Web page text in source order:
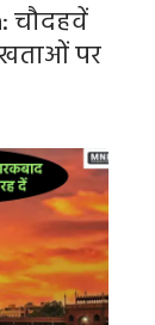
चौदहवें
पर